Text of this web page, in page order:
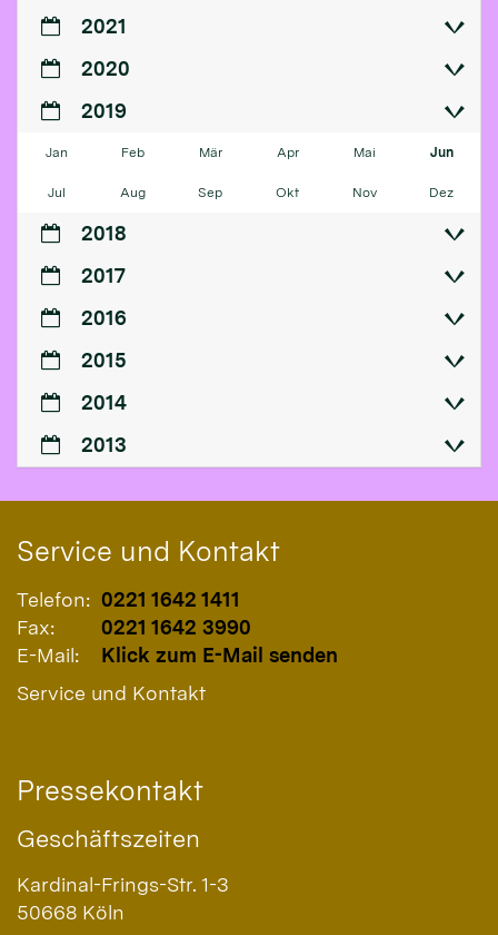
2021
2020
2019
Jan Feb Mär Apr Mai Jun
Jul Aug Sep Okt Nov Dez
2018
2017
2016
2015
2014
2013
Service und Kontakt
Telefon: 0221 1642 1411
Fax:
0221 1642 3990
E-Mail:
Klick zum E-Mail senden
Service und Kontakt
Pressekontakt
Geschäftszeiten
Kardinal-Frings-Str. 1-3
50668 Köln